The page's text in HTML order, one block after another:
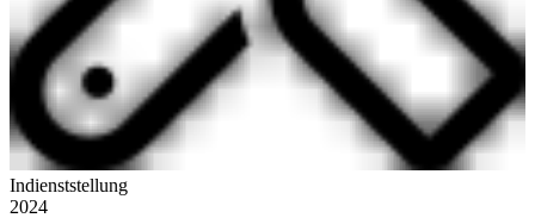
Indienststellung
2024